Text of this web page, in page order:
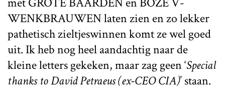
WENKBRAUWEN laten zien en zo lekker
pathetisch zieltjeswinnen komt ze wel goed
uit. Ik heb nog heel aandachtig naar de
kleine letters gekeken, maar zag geen ‘Special
thanks to David Petraeus (ex-CEO CIA)’ staan.